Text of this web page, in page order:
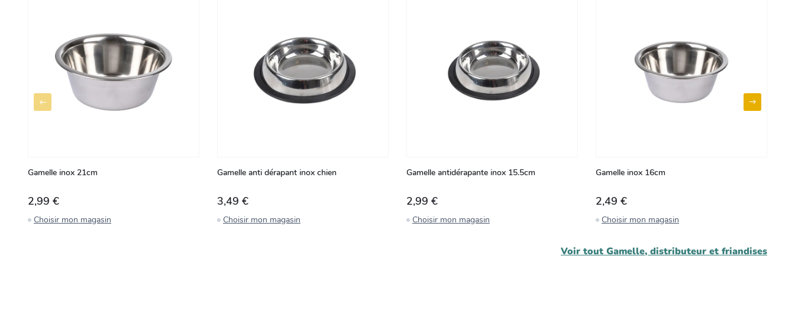
Gamelle inox 21cm
2,99 €
Choisir mon magasin
Gamelle anti dérapant inox chien
3,49 €
Choisir mon magasin
Gamelle antidérapante inox 15.5cm
2,99 €
Choisir mon magasin
Gamelle inox 16cm
2,49 €
Choisir mon magasin
Voir tout Gamelle, distributeur et friandises